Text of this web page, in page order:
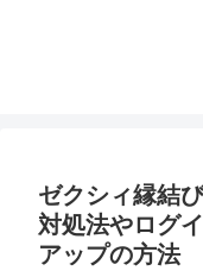
ゼクシィ縁結
対処法やログ
アップの方法